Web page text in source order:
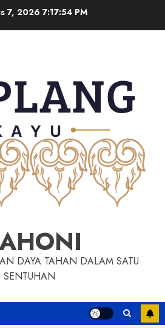
7, 2026 7:17:55 PM
DAYA TAHAN DALAM SATU
SENTUHAN